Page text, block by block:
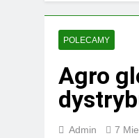
POLECAMY
Agro
Admin 7